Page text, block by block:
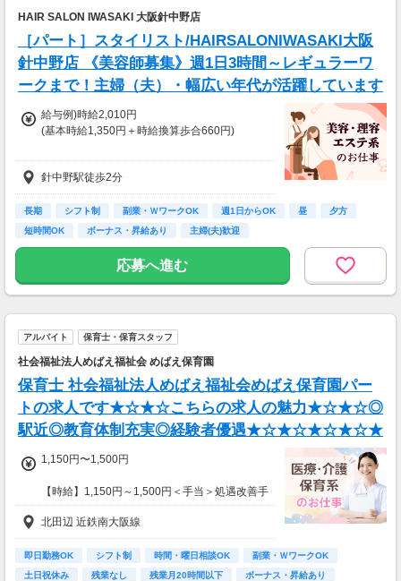
HAIR SALON IWASAKI 大阪針中野店
［パート］スタイリスト/HAIRSALONIWASAKI大阪
針中野店 《美容師募集》週1日3時間～レギュラーワ
ークまで！主婦（夫）・幅広い年代が活躍しています
給与例)時給2,010円
(基本時給1,350円＋時給換算歩合660円)
◎Jr.スタイリストの方も歓迎です。
給与は面接時にご相談の上、決定します。
◆土曜・日曜・祝日は時給100円アップ
◆1分単位で給与支給
◆交通費全額支給
※試用期間6か月あり、試用期間後と同条件
針中野駅徒歩2分
長期 シフト制 副業・ＷワークOK 週1日からOK 昼
夕方
短時間OK
ボーナス・昇給あり 主婦(夫)歓迎
応募へ進む
アルバイト 保育士・保育スタッフ
社会福祉法人めばえ福祉会 めばえ保育園
保育士 社会福祉法人めばえ福祉会めばえ保育園パー
トの求人です★☆★☆こちらの求人の魅力★☆★☆◎
駅近◎教育体制充実◎経験者優遇★☆★☆★☆★☆★
1,150円〜1,500円
【時給】1,150円～1,500円＜手当＞処遇改善手
当：5,000円/月（※有資格者）
✅️経験・能力・スキル・所有資格により加算あ
り
北田辺 近鉄南大阪線
即日勤務OK シフト制 時間・曜日相談OK
副業・ＷワークOK
土日祝休み
残業なし 残業月20時間以下
ボーナス・昇給あり